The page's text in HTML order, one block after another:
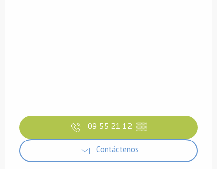
09 55 21 12 ▒▒
Contáctenos